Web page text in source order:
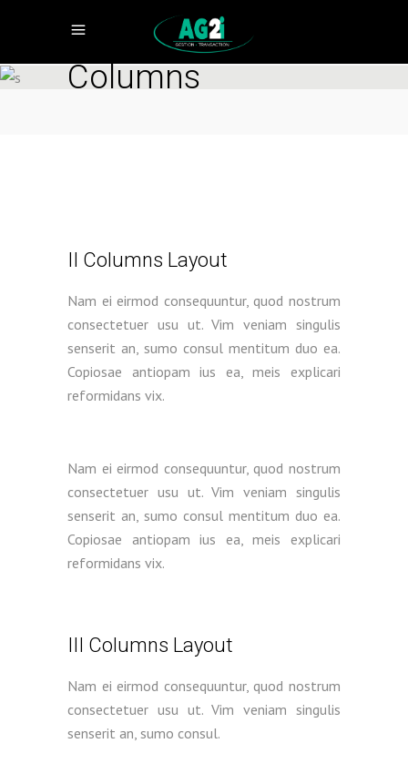
Columns
II Columns Layout
Nam ei eirmod consequuntur, quod nostrum
consectetuer usu ut. Vim veniam singulis
senserit an, sumo consul mentitum duo ea.
Copiosae antiopam ius ea, meis explicari
reformidans vix.
Nam ei eirmod consequuntur, quod nostrum
consectetuer usu ut. Vim veniam singulis
senserit an, sumo consul mentitum duo ea.
Copiosae antiopam ius ea, meis explicari
reformidans vix.
III Columns Layout
Nam ei eirmod consequuntur, quod nostrum
consectetuer usu ut. Vim veniam singulis
senserit an, sumo consul.